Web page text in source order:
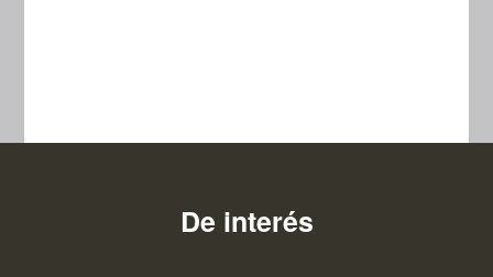
De interés